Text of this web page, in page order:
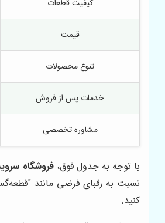
کیفیت قطعات
قیمت
تنوع محصولات
خدمات پس از فروش
مشاوره تخصصی
با توجه به جدول فوق،فروشگاه
نسبت به رقبای فرضی مانند
کنید.